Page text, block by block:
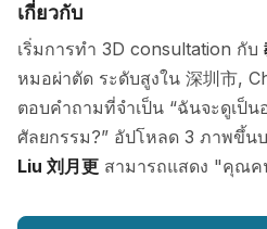
เกี่ยวกับ
เริ่มการทำ 3D consultation กับ
หมอผ่าตัด ระดับสูงใน 深圳市,
ตอบคำถามที่จำเป็น “ฉันจะดูเป็น
ศัลยกรรม?” อัปโหลด 3 ภาพขึ้น
Liu 刘月更 สามารถแสดง "คุณค